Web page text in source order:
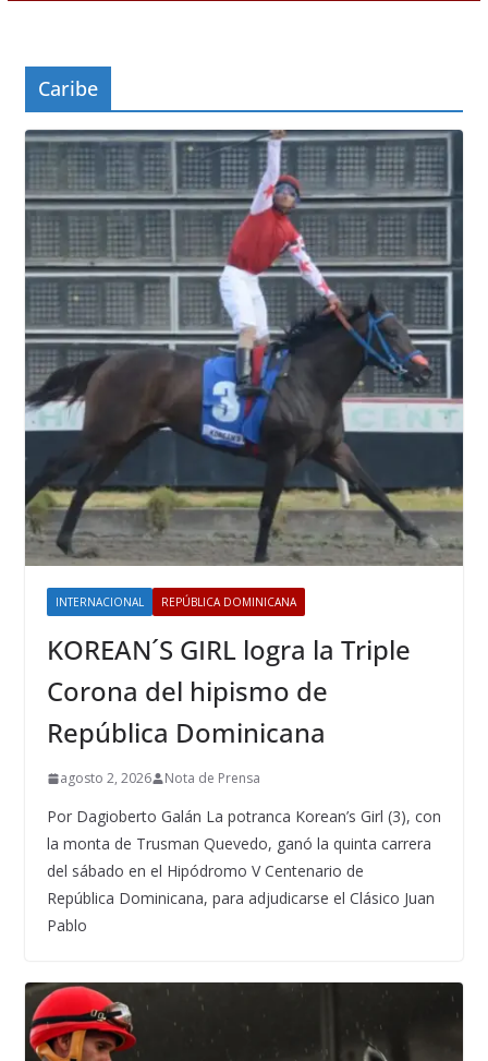
Caribe
INTERNACIONAL REPÚBLICA DOMINICANA
KOREAN´S GIRL logra la Triple
Corona del hipismo de
República Dominicana
agosto 2, 2026 Nota de Prensa
Por Dagioberto Galán La potranca Korean’s Girl (3), con
la monta de Trusman Quevedo, ganó la quinta carrera
del sábado en el Hipódromo V Centenario de
República Dominicana, para adjudicarse el Clásico Juan
Pablo